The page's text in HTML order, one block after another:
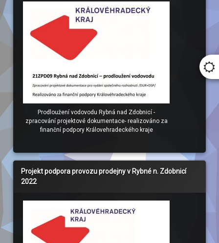
Prodloužení vodovodu Rybná nad Zdobnicí -
zpracování projektové dokumentace- realizováno za
finanční podpory Královehradeckého kraje
Projekt podpora provozu prodejny v Rybné n. Zdobnicí
2022